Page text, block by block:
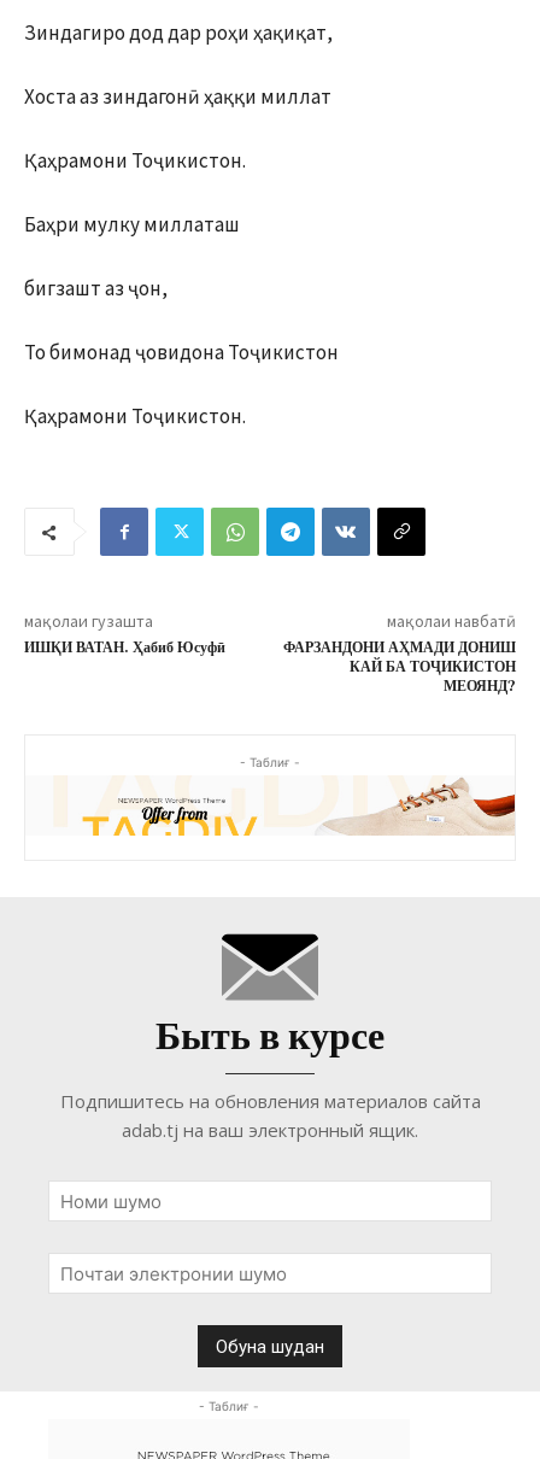
Зиндагиро дод дар роҳи ҳақиқат,
Хоста аз зиндагонӣ ҳаққи миллат
Қаҳрамони Тоҷикистон.
Баҳри мулку миллаташ
бигзашт аз ҷон,
То бимонад ҷовидона Тоҷикистон
Қаҳрамони Тоҷикистон.
мақолаи гузашта
ИШҚИ ВАТАН. Ҳабиб Юсуфӣ
мақолаи навбатӣ
ФАРЗАНДОНИ АҲМАДИ ДОНИШ
КАЙ БА ТОҶИКИСТОН
МЕОЯНД?
- Таблиғ -
Быть в курсе
Подпишитесь на обновления материалов сайта
adab.tj на ваш электронный ящик.
- Таблиғ -